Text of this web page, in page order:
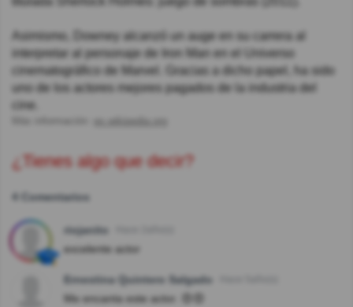
Asimismo, Downey alcanzó un auge en su carrera al
interpretar al personaje de Iron Man en el Universo
cinematográfico de Marvel. Gracias a dicho papel, ha sido
uno de los actores mejores pagados de la industria del
cine.
¿Tienes algo que decir?
4 Comentarios
riojanito
excelente actor
Ernestina Quintero Salgado
Me encanta este actor. 😍😍